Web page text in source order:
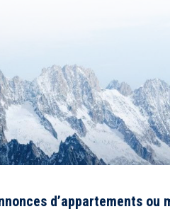
d’appartements ou